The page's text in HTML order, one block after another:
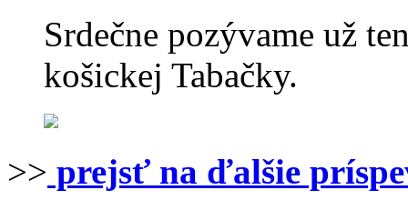
Srdečne pozývame už
košickej Tabačky.
>> prejsť na ďalšie